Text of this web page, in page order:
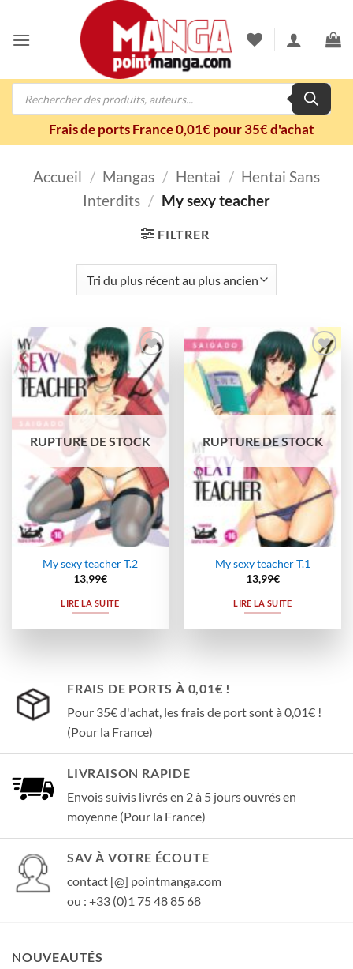
contenu
Recherche
Frais de ports France 0,01€ pour 35€ d'achat
Accueil / Mangas / Hentai / Hentai Sans
Interdits / My sexy teacher
FILTRER
Ajouter
à la
wishlist
RUPTURE DE STOCK
My sexy teacher T.2
13,99€
LIRE LA SUITE
Ajouter
à la
wishlist
RUPTURE DE STOCK
My sexy teacher T.1
13,99€
LIRE LA SUITE
FRAIS DE PORTS À 0,01€ !
Pour 35€ d'achat, les frais de port sont à 0,01€ !
(Pour la France)
LIVRAISON RAPIDE
Envois suivis livrés en 2 à 5 jours ouvrés en
moyenne (Pour la France)
SAV À VOTRE ÉCOUTE
contact [@] pointmanga.com
ou : +33 (0)1 75 48 85 68
NOUVEAUTÉS